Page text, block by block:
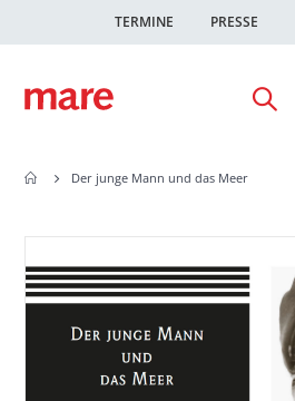
TERMINE PRESSE
Der junge Mann und das Meer
Ende
der
Bildgalerie
Anfang
der
Bildgalerie